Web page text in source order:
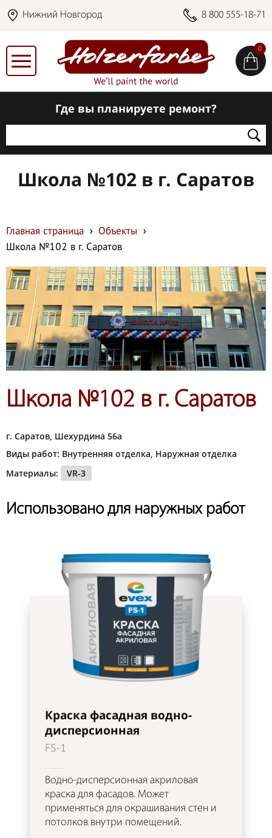
Нижний Новгород 8 800 555-18-71
0
Где вы планируете ремонт?
Школа №102 в г. Саратов
Главная страница
Объекты
Школа №102 в г. Саратов
Школа №102 в г. Саратов
г. Саратов, Шехурдина 56а
Виды работ: Внутренняя отделка, Наружная отделка
Материалы:
VR-3
Использовано для наружных работ
Краска фасадная водно-
дисперсионная
FS-1
Водно-дисперсионная акриловая
краска для фасадов. Может
применяться для окрашивания стен и
потолков внутри помещений.